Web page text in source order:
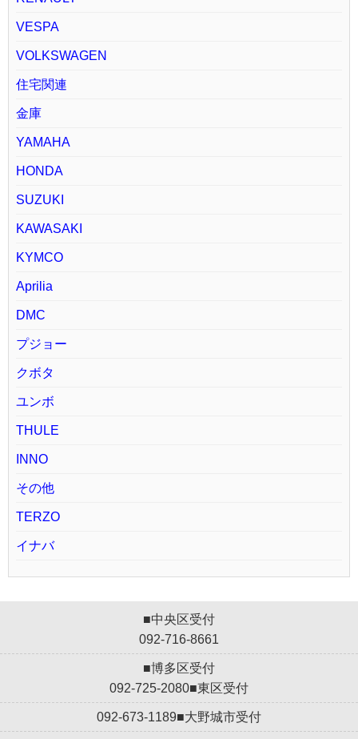
VESPA
VOLKSWAGEN
住宅関連
金庫
YAMAHA
HONDA
SUZUKI
KAWASAKI
KYMCO
Aprilia
DMC
プジョー
クボタ
ユンボ
THULE
INNO
その他
TERZO
イナバ
■中央区受付
092-716-8661
■博多区受付
092-725-2080■東区受付
092-673-1189■大野城市受付